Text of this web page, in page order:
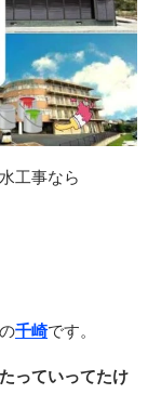
工事なら
千崎です。
っていってたけ